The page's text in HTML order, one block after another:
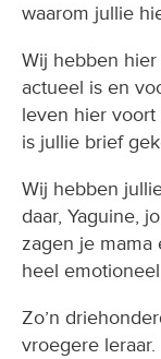
waarom jullie
Wij hebben
actueel is en
leven hier
is jullie brief
Wij hebben
daar, Yaguine,
zagen je mama
heel
Zo’n
vroegere leraar.